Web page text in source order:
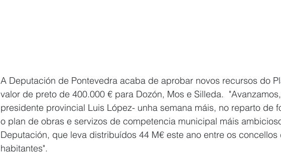
A Deputación de Pontevedra acaba de aprobar novos recursos do
valor de preto de 400.000 € para Dozón, Mos e Silleda.
presidente provincial Luis López- unha semana máis, no reparto de
o plan de obras e servizos de competencia municipal máis
Deputación, que leva distribuídos 44 M€ este ano entre os
habitantes".